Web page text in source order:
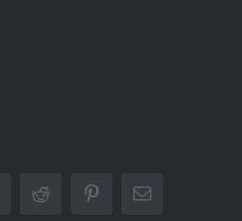
RedditPinterestEmail